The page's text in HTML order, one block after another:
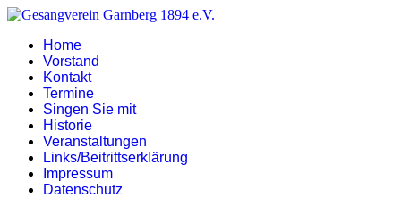
Home
Vorstand
Kontakt
Termine
Singen Sie mit
Historie
Veranstaltungen
Links/Beitrittserklärung
Impressum
Datenschutz